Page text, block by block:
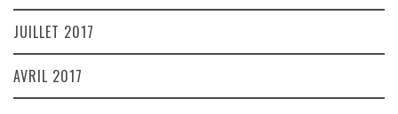
JUILLET 2017
AVRIL 2017